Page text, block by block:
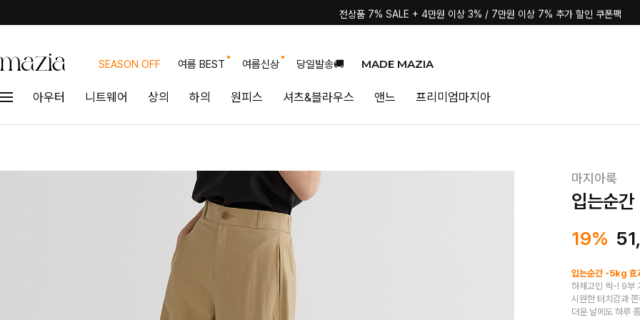
전상품 7% SALE + 4만원 이상 3% / 7만원 이상 7% 추가 할인 쿠폰팩
SEASON OFF 여름 BEST 여름신상 당일발송🚚 MADE MAZIA
아우터 니트웨어 상의 하의 원피스 셔츠&블라우스 앤느 프리미엄마지아
마지아룩
입는순
19%
입는순간 -5kg 효
하체고민 싹-! 9부
시원한 터치감과
더운 날에도 하루